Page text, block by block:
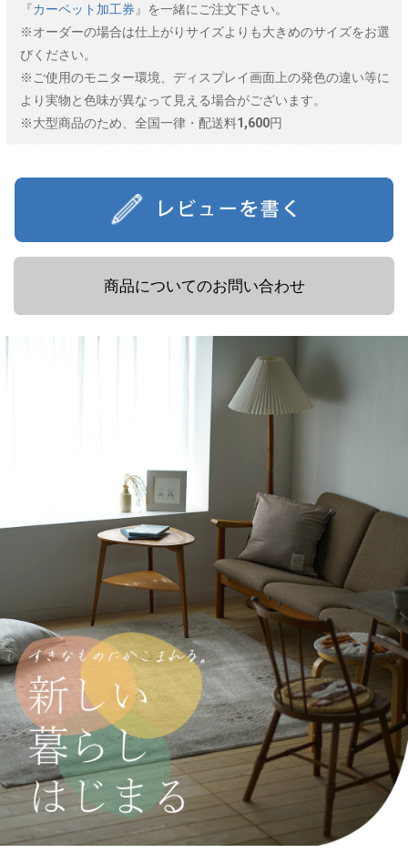
『カーペット加工券 』を一緒にご注文下さい。
※オーダーの場合は仕上がりサイズよりも大きめのサイズをお選
びください。
※ご使用のモニター環境、ディスプレイ画面上の発色の違い等に
より実物と色味が異なって見える場合がございます。
※大型商品のため、全国一律・配送料1,600円
商品についてのお問い合わせ